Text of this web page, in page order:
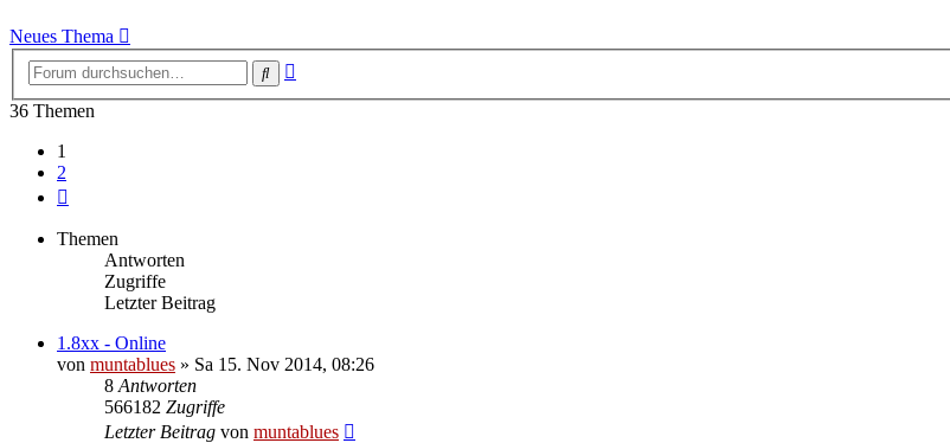
Neues Thema
Suche
36 Themen
1
2
Themen
Antworten
Zugriffe
Letzter Beitrag
1.8xx - Online
von muntablues » Sa 15. Nov 2014, 08:26
8 Antworten
566182 Zugriffe
Letzter Beitrag von muntablues